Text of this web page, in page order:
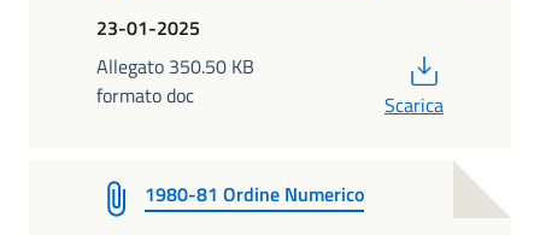
23-01-2025
Allegato 350.50 KB
formato doc
Scarica
1980-81 Ordine Numerico